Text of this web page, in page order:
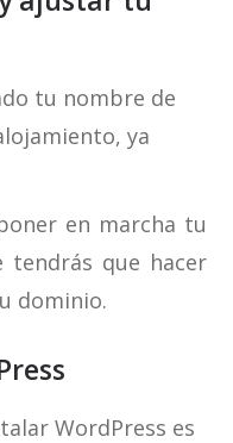
tu nombre de
ya
en marcha tu
que hacer
dominio.
WordPress es